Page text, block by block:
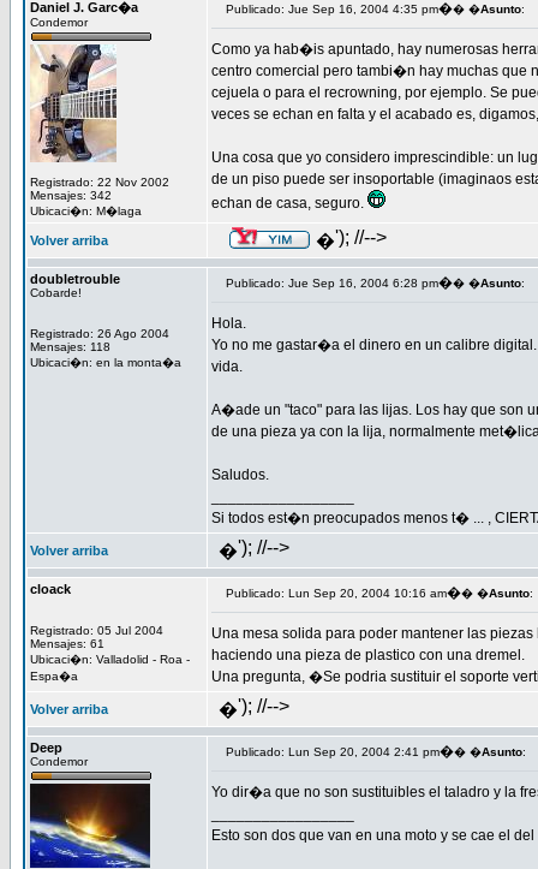
Daniel J. Garc�a
Condemor
Registrado: 22 Nov 2002
Mensajes: 342
Ubicaci�n: M�laga
Publicado: Jue Sep 16, 2004 4:35 pm�� �Asunto:
Como ya hab�is apuntado, hay numerosas
centro comercial pero tambi�n hay muchas que
cejuela o para el recrowning, por ejemplo. Se
veces se echan en falta y el acabado es,
Una cosa que yo considero imprescindible: un
de un piso puede ser insoportable (imaginaos
echan de casa, seguro.
Volver arriba �'); //-->
doubletrouble
Cobarde!
Registrado: 26 Ago 2004
Mensajes: 118
Ubicaci�n: en la monta�a
Publicado: Jue Sep 16, 2004 6:28 pm�� �Asunto:
Hola.
Yo no me gastar�a el dinero en un calibre
vida.
A�ade un "taco" para las lijas. Los hay que son
de una pieza ya con la lija, normalmente
Saludos.
Si todos est�n preocupados menos t� ... ,
Volver arriba �'); //-->
cloack
Registrado: 05 Jul 2004
Mensajes: 61
Ubicaci�n: Valladolid - Roa -
Espa�a
Publicado: Lun Sep 20, 2004 10:16 am�� �Asunto:
Una mesa solida para poder mantener las
haciendo una pieza de plastico con una dremel.
Una pregunta, �Se podria sustituir el soporte
Volver arriba �'); //-->
Deep
Condemor
Publicado: Lun Sep 20, 2004 2:41 pm�� �Asunto:
Yo dir�a que no son sustituibles el taladro y la
Esto son dos que van en una moto y se cae el